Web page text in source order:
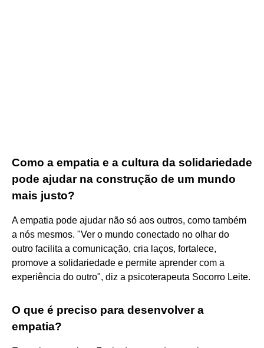
Como a empatia e a cultura da solidariedade
pode ajudar na construção de um mundo
mais justo?
A empatia pode ajudar não só aos outros, como também
a nós mesmos. "Ver o mundo conectado no olhar do
outro facilita a comunicação, cria laços, fortalece,
promove a solidariedade e permite aprender com a
experiência do outro", diz a psicoterapeuta Socorro Leite.
O que é preciso para desenvolver a
empatia?